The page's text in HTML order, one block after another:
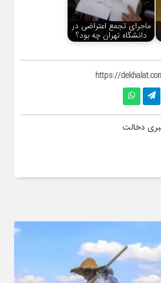
ماجرای تجمع اعتراضی در
دانشگاه تهران چه بود؟
https://
دخالت